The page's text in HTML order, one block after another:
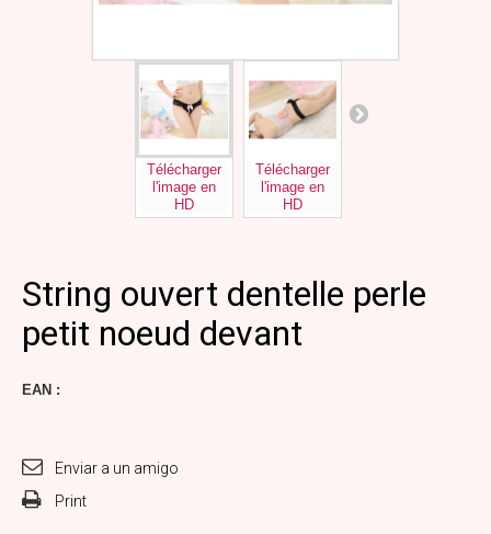
Télécharger
l'image en
HD
Télécharger
l'image en
HD
String ouvert dentelle perle
petit noeud devant
EAN :
Enviar a un amigo
Print